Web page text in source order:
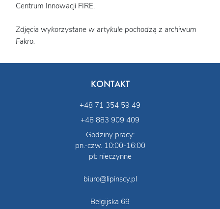
Centrum Innowacji FIRE.
Zdjęcia wykorzystane w artykule pochodzą z archiwum
Fakro.
KONTAKT
+48 71 354 59 49
+48 883 909 409
Godziny pracy:
pn.-czw. 10:00-16:00
pt: nieczynne
biuro@lipinscy.pl
Belgijska 69